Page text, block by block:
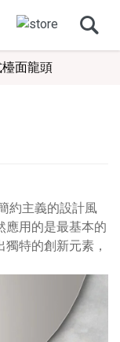
檯面龍頭
約主義的設計風
應用的是最基本的
特的創新元素，